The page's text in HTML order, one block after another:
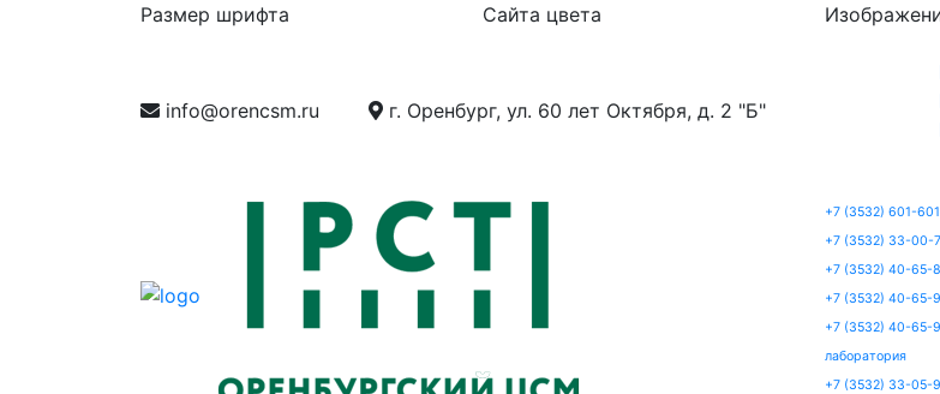
Размер шрифта Сайта цвета
info@orencsm.ru г. Оренбург, ул. 60 лет Октября, д. 2 "Б"
+7 (3532) 601-
+7 (3532) 33-00-
+7 (3532) 40-65-
+7 (3532) 40-65-
+7 (3532) 40-65-
лаборатория
+7 (3532) 33-